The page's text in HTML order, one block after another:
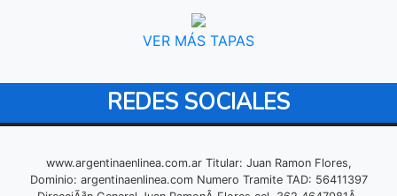
VER MÁS TAPAS
REDES SOCIALES
www.argentinaenlinea.com.ar Titular: Juan Ramon Flores,
Dominio: argentinaenlinea.com Numero Tramite TAD: 56411397